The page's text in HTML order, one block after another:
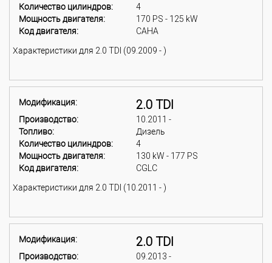
Количество цилиндров:
4
Мощность двигателя:
170 PS - 125 kW
Код двигателя:
CAHA
Характеристики для 2.0 TDI (09.2009 - )
Модификация: 2.0 TDI
Производство:
10.2011 -
Топливо:
Дизель
Количество цилиндров:
4
Мощность двигателя:
130 kW - 177 PS
Код двигателя:
CGLC
Характеристики для 2.0 TDI (10.2011 - )
Модификация: 2.0 TDI
Производство:
09.2013 -